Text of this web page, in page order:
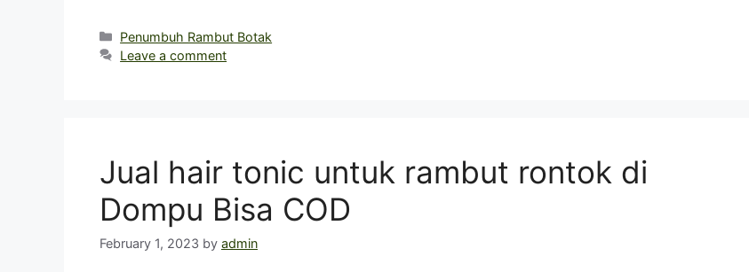
Categories
Penumbuh Rambut Botak
Leave a comment
Jual hair tonic untuk rambut rontok di
Dompu Bisa COD
February 1, 2023 by admin